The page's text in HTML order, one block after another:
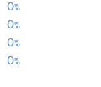
0%
0%
0%
0%